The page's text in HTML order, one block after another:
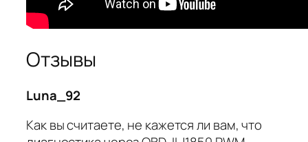
Отзывы
Luna_92
Как вы считаете, не кажется ли вам, что